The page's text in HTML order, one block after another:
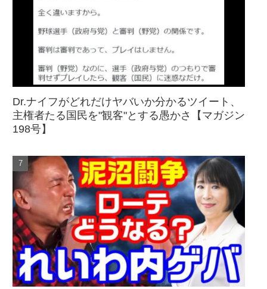
Dr.ナイフがどれだけヤバいか分かるツイート、
主権者たる国民を"観客"とする愚かさ【マガジン
198号】